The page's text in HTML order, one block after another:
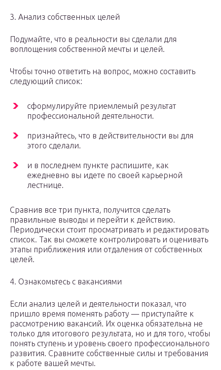
3. Анализ собственных целей
Подумайте, что в реальности вы сделали для
воплощения собственной мечты и целей.
Чтобы точно ответить на вопрос, можно составить
следующий список:
сформулируйте приемлемый результат
профессиональной деятельности.
признайтесь, что в действительности вы для
этого сделали.
и в последнем пункте распишите, как
ежедневно вы идете по своей карьерной
лестнице.
Сравнив все три пункта, получится сделать
правильные выводы и перейти к действию.
Периодически стоит просматривать и редактировать
список. Так вы сможете контролировать и оценивать
этапы приближения или отдаления от собственных
целей.
4. Ознакомьтесь с вакансиями
Если анализ целей и деятельности показал, что
пришло время поменять работу — приступайте к
рассмотрению вакансий. Их оценка обязательна не
только для итогового результата, но и для того, чтобы
понять ступень и уровень своего профессионального
развития. Сравните собственные силы и требования
к работе вашей мечты.